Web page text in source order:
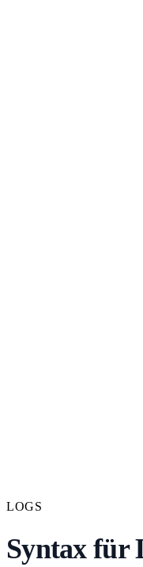
LOGS
Syntax für